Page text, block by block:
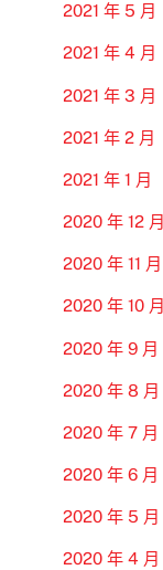
2021 年 5 月
2021 年 4 月
2021 年 3 月
2021 年 2 月
2021 年 1 月
2020 年 12 月
2020 年 11 月
2020 年 10 月
2020 年 9 月
2020 年 8 月
2020 年 7 月
2020 年 6 月
2020 年 5 月
2020 年 4 月